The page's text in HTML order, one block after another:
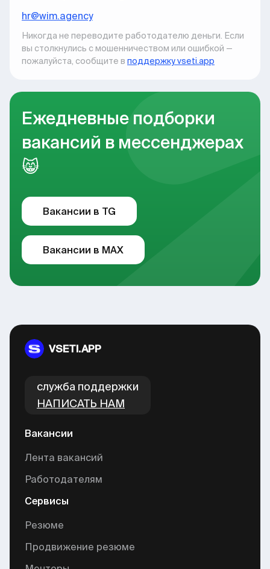
hr@wim.agency
Никогда не переводите работодателю деньги. Если
вы столкнулись с мошенничеством или ошибкой —
пожалуйста, сообщите в поддержку vseti.app
Ежедневные подборки
вакансий в мессенджерах
😸
Вакансии в TG
Вакансии в MAX
VSETI.APP
cлужба поддержки
НАПИСАТЬ НАМ
Вакансии
Лента вакансий
Работодателям
Сервисы
Резюме
Продвижение резюме